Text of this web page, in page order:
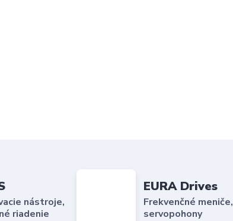
nástroje,
riadenie
EURA Drives
Frekvenčné meniče,
servopohony